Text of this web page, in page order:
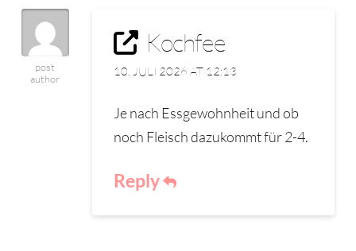
post
author
Kochfee
10. JULI 2026 AT 12:13
Je nach Essgewohnheit und ob
noch Fleisch dazukommt für 2-4.
Reply